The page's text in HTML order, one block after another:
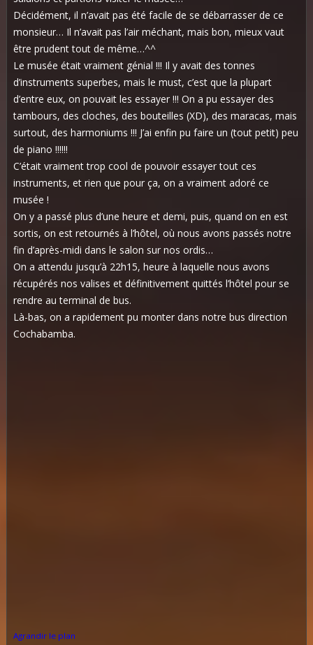
Décidément, il n’avait pas été facile de se débarrasser de ce
monsieur… Il n’avait pas l’air méchant, mais bon, mieux vaut
être prudent tout de même…^^
Le musée était vraiment génial !!! Il y avait des tonnes
d’instruments superbes, mais le must, c’est que la plupart
d’entre eux, on pouvait les essayer !!! On a pu essayer des
tambours, des cloches, des bouteilles (XD), des maracas, mais
surtout, des harmoniums !!! J’ai enfin pu faire un (tout petit) peu
de piano !!!!!!
C’était vraiment trop cool de pouvoir essayer tout ces
instruments, et rien que pour ça, on a vraiment adoré ce
musée !
On y a passé plus d’une heure et demi, puis, quand on en est
sortis, on est retournés à l’hôtel, où nous avons passés notre
fin d’après-midi dans le salon sur nos ordis…
On a attendu jusqu’à 22h15, heure à laquelle nous avons
récupérés nos valises et définitivement quittés l’hôtel pour se
rendre au terminal de bus.
Là-bas, on a rapidement pu monter dans notre bus direction
Cochabamba.
Agrandir le plan